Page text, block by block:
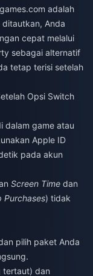
adalah
Anda
cepat melalui
sebagai alternatif
tetap terisi setelah
Opsi Switch
dalam game atau
Apple ID
pada akun
Screen Time dan
Purchases) tidak
pilih paket Anda
tertaut) dan